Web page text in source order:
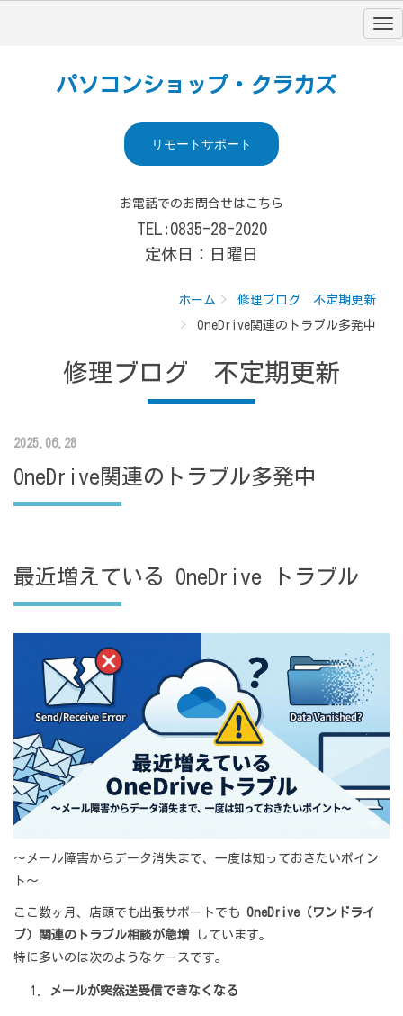
パソコンショップ・クラカズ
リモートサポート
お電話でのお問合せはこちら
TEL:0835-28-2020
定休日：日曜日
ホーム
修理ブログ 不定期更新
OneDrive関連のトラブル多発中
修理ブログ 不定期更新
2025.06.28
OneDrive関連のトラブル多発中
最近増えている OneDrive トラブル
〜メール障害からデータ消失まで、一度は知っておきたいポイン
ト〜
ここ数ヶ月、店頭でも出張サポートでも OneDrive（ワンドライ
ブ）関連のトラブル相談が急増 しています。
特に多いのは次のようなケースです。
メールが突然送受信できなくなる